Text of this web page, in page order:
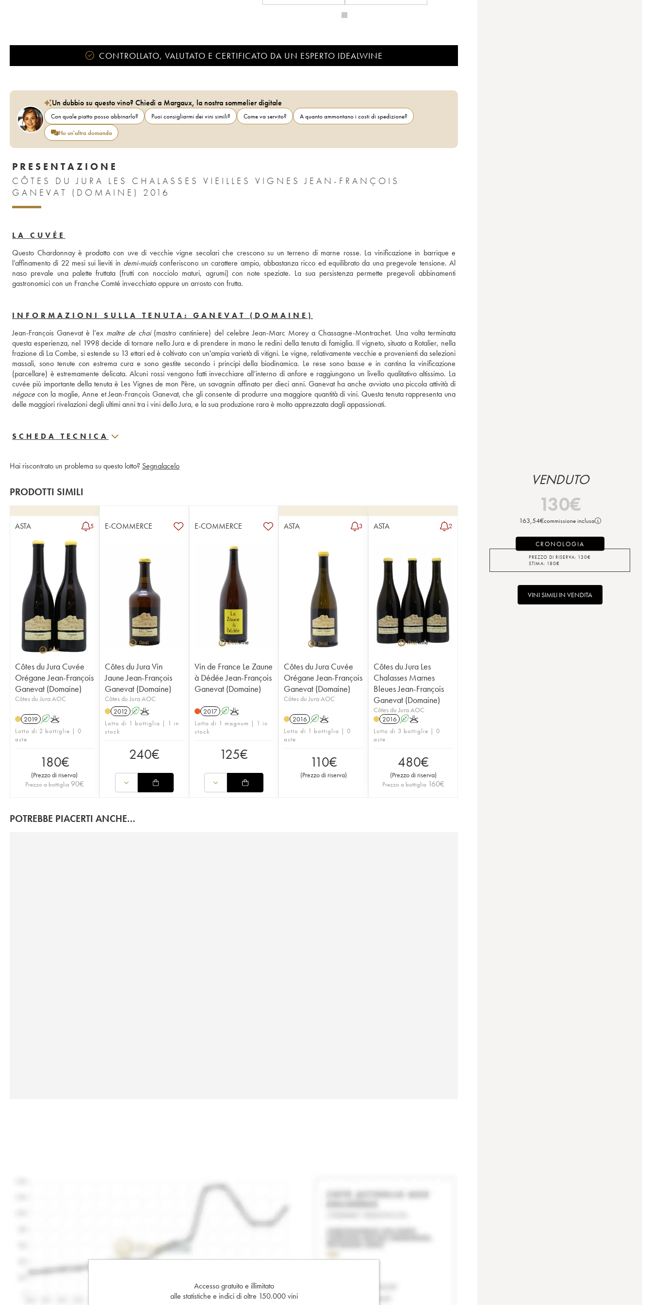
CONTROLLATO, VALUTATO E CERTIFICATO DA UN ESPERTO IDEALWINE
Un dubbio su questo vino? Chiedi a Margaux, la nostra sommelier digitale
Con quale piatto posso abbinarlo? Puoi consigliarmi dei vini simili? Come va servito?
A quanto ammontano i costi di spedizione?
Ho un'altra domanda
PRESENTAZIONE
CÔTES DU JURA LES CHALASSES VIEILLES VIGNES JEAN-FRANÇOIS
GANEVAT (DOMAINE) 2016
LA CUVÉE
Questo Chardonnay è prodotto con uve di vecchie vigne secolari che crescono su un terreno di marne rosse. La vinificazione in barrique e
l’affinamento di 22 mesi sui lieviti in demi-muids conferiscono un carattere ampio, abbastanza ricco ed equilibrato da una pregevole tensione. Al
naso prevale una palette fruttata (frutti con nocciolo maturi, agrumi) con note speziate. La sua persistenza permette pregevoli abbinamenti
gastronomici con un Franche Comté invecchiato oppure un arrosto con frutta.
INFORMAZIONI SULLA TENUTA: GANEVAT (DOMAINE)
Jean-François Ganevat è l’ex maître de chai (mastro cantiniere) del celebre Jean-Marc Morey a Chassagne-Montrachet. Una volta terminata
questa esperienza, nel 1998 decide di tornare nello Jura e di prendere in mano le redini della tenuta di famiglia. Il vigneto, situato a Rotalier, nella
frazione di La Combe, si estende su 13 ettari ed è coltivato con un'ampia varietà di vitigni. Le vigne, relativamente vecchie e provenienti da selezioni
massali, sono tenute con estrema cura e sono gestite secondo i principi della biodinamica. Le rese sono basse e in cantina la vinificazione
(parcellare) è estremamente delicata. Alcuni rossi vengono fatti invecchiare all’interno di anfore e raggiungono un livello qualitativo altissimo. La
négoce con la moglie, Anne et Jean-François Ganevat, che gli consente di produrre una maggiore quantità di vini. Questa tenuta rappresenta una
delle maggiori rivelazioni degli ultimi anni tra i vini dello Jura, e la sua produzione rara è molto apprezzata dagli appassionati.
SCHEDA TECNICA
Hai riscontrato un problema su questo lotto? Segnalacelo
PRODOTTI SIMILI
ASTA 5
Côtes du Jura Cuvée
Orégane Jean-François
Ganevat (Domaine)
Côtes du Jura AOC
2019 AK
Lotto di 2 bottiglie | 0
aste
180€
(Prezzo di riserva)
Prezzo a bottiglia 90€
E-COMMERCE
Côtes du Jura Vin
Jaune Jean-François
Ganevat (Domaine)
Côtes du Jura AOC
2012 AK
Lotto di 1 bottiglia | 1 in
stock
240€
E-COMMERCE
Vin de France Le Zaune
à Dédée Jean-François
Ganevat (Domaine)
2017 AK
Lotto di 1 magnum | 1 in
stock
125€
ASTA 3
Côtes du Jura Cuvée
Orégane Jean-François
Ganevat (Domaine)
Côtes du Jura AOC
2016 AK
Lotto di 1 bottiglia | 0
aste
110€
(Prezzo di riserva)
ASTA 2
Côtes du Jura Les
Chalasses Marnes
Bleues Jean-François
Ganevat (Domaine)
Côtes du Jura AOC
2016 AK
Lotto di 3 bottiglie | 0
aste
480€
(Prezzo di riserva)
Prezzo a bottiglia 160€
POTREBBE PIACERTI ANCHE…
Accesso gratuito e illimitato
alle statistiche e indici di oltre 150.000 vini
VENDUTO
130€
163,54€commissione inclusa
CRONOLOGIA
PREZZO DI RISERVA: 130€
STIMA: 180€
VINI SIMILI IN VENDITA